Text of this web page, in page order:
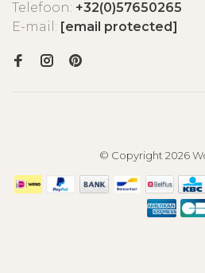
Telefoon: +32(0)57650265
E-mail: [email protected]
© Copyright 2026